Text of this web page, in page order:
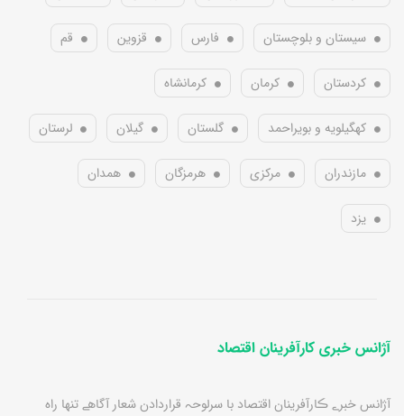
سیستان و بلوچستان فارس قزوین قم
کردستان کرمان کرمانشاه
کهگیلویه و بویراحمد گلستان گیلان لرستان
مازندران مرکزی هرمزگان همدان
یزد
آژانس خبری کارآفرینان اقتصاد
آژانس خبرے ڪارآفرينان اقتصاد با سرلوحہ قراردادن شعار آگاهے تنها راه